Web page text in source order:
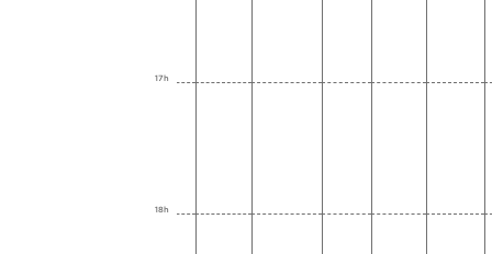
17h
18h